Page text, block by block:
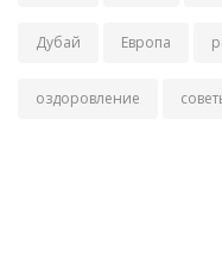
Дубай Европа
оздоровление